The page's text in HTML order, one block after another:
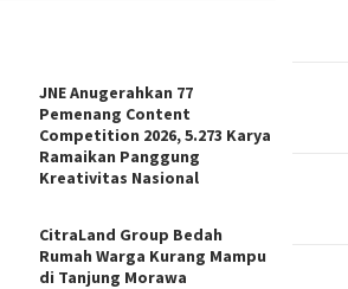
JNE Anugerahkan 77
Pemenang Content
Competition 2026, 5.273 Karya
Ramaikan Panggung
Kreativitas Nasional
CitraLand Group Bedah
Rumah Warga Kurang Mampu
di Tanjung Morawa